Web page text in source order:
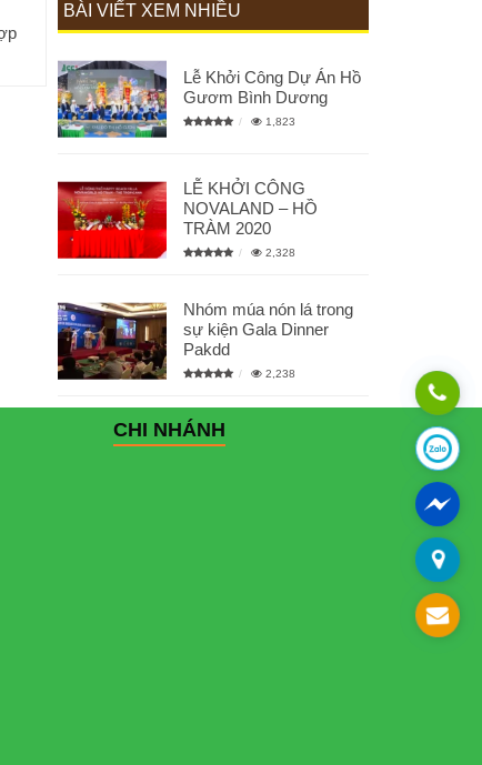
BÀI VIẾT XEM NHIỀU
Lễ Khởi Công Dự Án Hồ
Gươm Bình Dương
1,823
LỄ KHỞI CÔNG
NOVALAND – HỒ
TRÀM 2020
2,328
Nhóm múa nón lá trong
sự kiện Gala Dinner
Pakdd
2,238
CHI NHÁNH